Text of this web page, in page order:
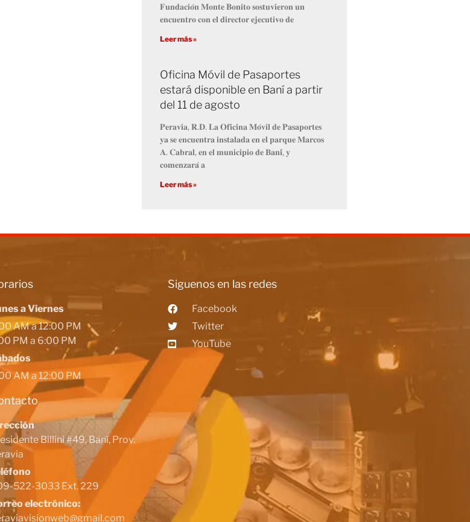
𝐅𝐮𝐧𝐝𝐚𝐜𝐢𝐨́𝐧 𝐌𝐨𝐧𝐭𝐞 𝐁𝐨𝐧𝐢𝐭𝐨 𝐬𝐨𝐬𝐭𝐮𝐯𝐢𝐞𝐫𝐨𝐧 𝐮𝐧
𝐞𝐧𝐜𝐮𝐞𝐧𝐭𝐫𝐨 𝐜𝐨𝐧 𝐞𝐥 𝐝𝐢𝐫𝐞𝐜𝐭𝐨𝐫 𝐞𝐣𝐞𝐜𝐮𝐭𝐢𝐯𝐨 𝐝𝐞
Leer más »
Oficina Móvil de Pasaportes
estará disponible en Baní a partir
del 11 de agosto
𝐏𝐞𝐫𝐚𝐯𝐢𝐚, 𝐑.𝐃. 𝐋𝐚 𝐎𝐟𝐢𝐜𝐢𝐧𝐚 𝐌𝐨́𝐯𝐢𝐥 𝐝𝐞 𝐏𝐚𝐬𝐚𝐩𝐨𝐫𝐭𝐞𝐬
𝐲𝐚 𝐬𝐞 𝐞𝐧𝐜𝐮𝐞𝐧𝐭𝐫𝐚 𝐢𝐧𝐬𝐭𝐚𝐥𝐚𝐝𝐚 𝐞𝐧 𝐞𝐥 𝐩𝐚𝐫𝐪𝐮𝐞 𝐌𝐚𝐫𝐜𝐨𝐬
𝐀. 𝐂𝐚𝐛𝐫𝐚𝐥, 𝐞𝐧 𝐞𝐥 𝐦𝐮𝐧𝐢𝐜𝐢𝐩𝐢𝐨 𝐝𝐞 𝐁𝐚𝐧𝐢́, 𝐲
𝐜𝐨𝐦𝐞𝐧𝐳𝐚𝐫𝐚́ 𝐚
Leer más »
a Viernes
AM a 12:00 PM
PM a 6:00 PM
AM a 12:00 PM
Billini #49, Baní, Prov.
522-3033 Ext. 229
electrónico:
Siguenos en las redes
Facebook
Twitter
YouTube